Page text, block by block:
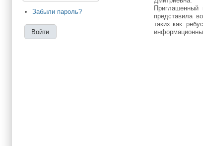
Забыли пароль?
Приглашенный
представила
таких как: